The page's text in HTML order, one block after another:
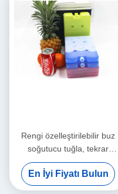
Rengi özelleştirilebilir buz
soğutucu tuğla, tekrar
kullanılabilir gel soğutucu
dondurma için dondurma için
dondurma
En İyi Fiyatı Bulun